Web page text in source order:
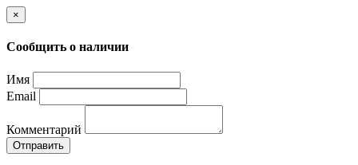
×
Сообщить о наличии
Имя
Email
Комментарий
Отправить